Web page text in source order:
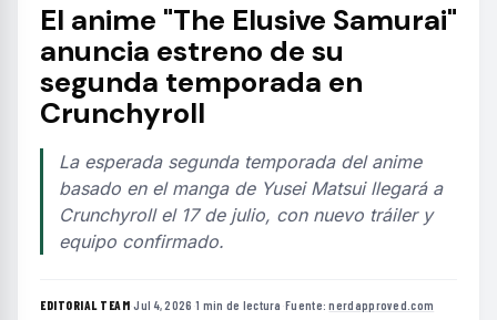
El anime "The Elusive Samurai"
anuncia estreno de su
segunda temporada en
Crunchyroll
La esperada segunda temporada del anime
basado en el manga de Yusei Matsui llegará a
Crunchyroll el 17 de julio, con nuevo tráiler y
equipo confirmado.
EDITORIAL TEAM·Jul 4, 2026 ·1 min de lectura ·Fuente:nerdapproved.com